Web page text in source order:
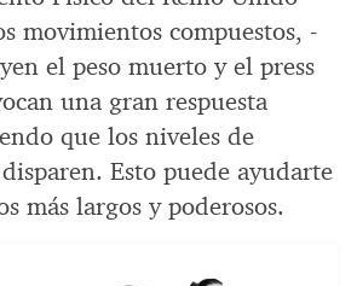
movimientos compuestos, -
el peso muerto y el press
una gran respuesta
que los niveles de
Esto puede ayudarte
más largos y poderosos.